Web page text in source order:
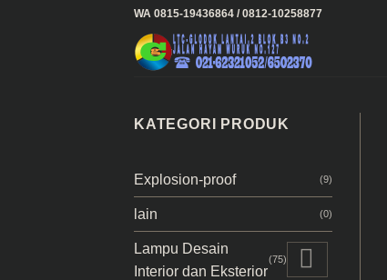
WA 0815-19436864 / 0812-10258877
KATEGORI PRODUK
Explosion-proof (9)
lain (0)
Lampu Desain
Interior dan Eksterior
(75)